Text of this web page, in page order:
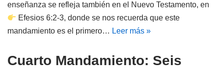
enseñanza se refleja también en el Nuevo Testamento, en
Efesios 6:2-3, donde se nos recuerda que este
mandamiento es el primero… Leer más »
Cuarto Mandamiento: Seis